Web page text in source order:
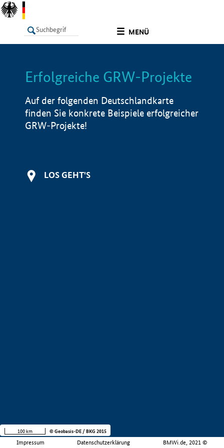
MENÜ
LISTE Info
Erfolgreiche GRW-Projekte
Auf der folgenden Deutschlandkarte
finden Sie konkrete Beispiele erfolgreicher
GRW-Projekte!
LOS GEHT'S
Impressum Datenschutzerklärung BMWi.de, 2021 ©
100 km © Geobasis-DE / BKG 2015